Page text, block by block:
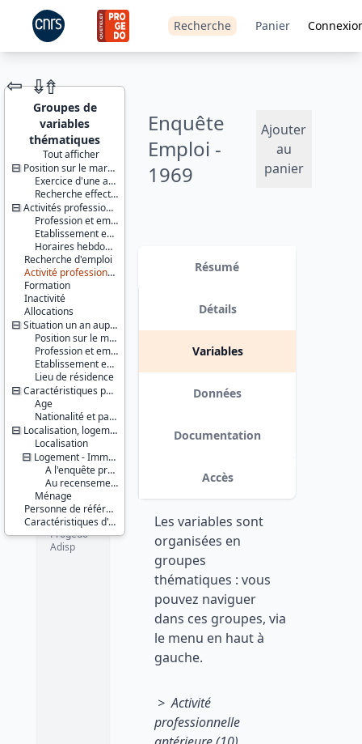
Recherche Panier
JEU DE
DONNÉES
Enquête
Emploi -
1969
Ajouter
au
panier
⇦ ⇮⇮
Groupes de
variables
thématiques
Tout afficher
Position sur le marché du travail
Exercice d'une activité professionnelle effective
Recherche effective d'un travail
Activités professionnelles
Profession et employeur principaux
Etablissement employeur
Horaires hebdomadaires
Recherche d'emploi
Activité professionnelle antérieure
Formation
Inactivité
Allocations
Situation un an auparavant
Position sur le marché du travail
Profession et employeur principaux
Etablissement employeur
Lieu de résidence
Caractéristiques personnelles
Age
Nationalité et pays de naissance
Localisation, logement, ménage
Localisation
Logement - Immeuble
A l'enquête précédente
Au recensement
Ménage
Personne de référence du ménage
Caractéristiques d'enquête
Identifiants :
lil-0007
doi:10.13144/lil-
0007
Thème :
Travail et
emploi
Série :
Enquête
Emploi
Couverture
géographique :
France
métropolitaine
Producteur :
INSEE
Diffuseur :
Progedo-
Adisp
Résumé
Détails
Variables
Données
Documentation
Accès
Les variables sont
organisées en
groupes
thématiques : vous
pouvez naviguer
dans ces groupes, via
le menu en haut à
gauche.
> Activité
professionnelle